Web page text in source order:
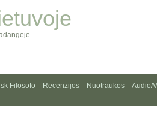
Filosofo Recenzijos Nuotraukos
Audio/